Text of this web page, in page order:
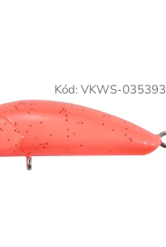
Kód: VKWS-035393